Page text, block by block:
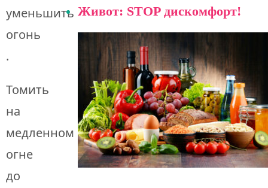
уменьшить
огонь
.
Томить
на
медленном
огне
до
Живот: STOP дискомфорт!